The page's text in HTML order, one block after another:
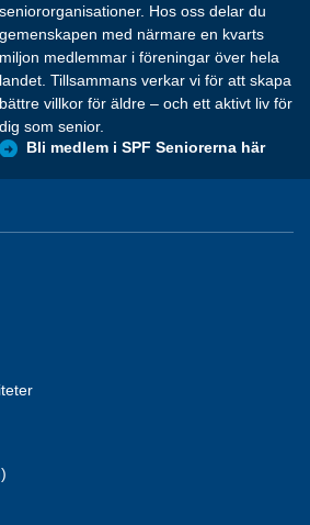
seniororganisationer. Hos oss delar du
gemenskapen med närmare en kvarts
miljon medlemmar i föreningar över hela
landet. Tillsammans verkar vi för att skapa
bättre villkor för äldre – och ett aktivt liv för
dig som senior.
Bli medlem i SPF Seniorerna här